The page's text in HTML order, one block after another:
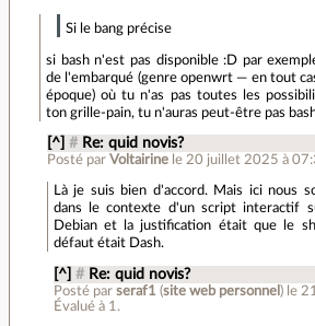
Si le bang précise
si bash n'est pas disponible :D par
de l'embarqué (genre openwrt — en tout
époque) où tu n'as pas toutes les
ton grille-pain, tu n'auras peut-être pas
[^] # Re: quid novis?
Posté par Voltairine le 20 juillet 2025 à
Là je suis bien d'accord. Mais ici nous
dans le contexte d'un script interactif
Debian et la justification était que le
défaut était Dash.
[^] # Re: quid novis?
Posté par seraf1 (site web personnel ) le
Évalué à 1 .